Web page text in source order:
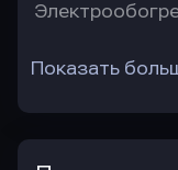
Показать